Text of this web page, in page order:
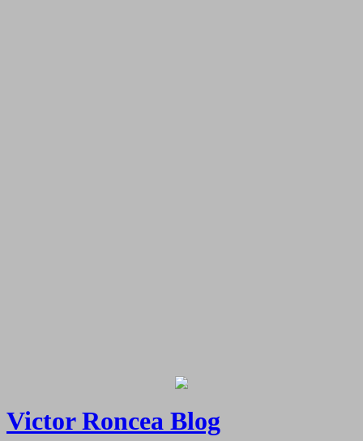
Victor Roncea Blog